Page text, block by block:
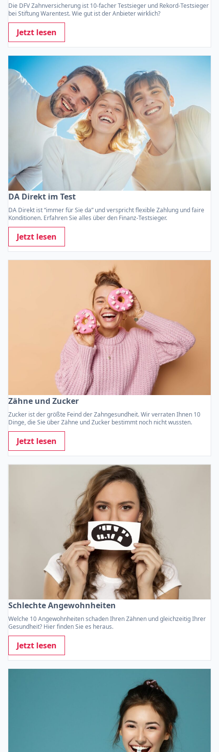
Die DFV Zahn­versicherung ist 10-facher Testsieger und Rekord-Testsieger
bei Stiftung Warentest. Wie gut ist der Anbieter wirklich?
Jetzt lesen
DA Direkt im Test
DA Direkt ist “immer für Sie da” und verspricht flexible Zahlung und faire
Konditionen. Erfahren Sie alles über den Finanz-Testsieger.
Jetzt lesen
Zähne und Zucker
Zucker ist der größte Feind der Zahngesundheit. Wir verraten Ihnen 10
Dinge, die Sie über Zähne und Zucker bestimmt noch nicht wussten.
Jetzt lesen
Schlechte Angewohnheiten
Welche 10 Angewohnheiten schaden Ihren Zähnen und gleichzeitig Ihrer
Gesundheit? Hier finden Sie es heraus.
Jetzt lesen